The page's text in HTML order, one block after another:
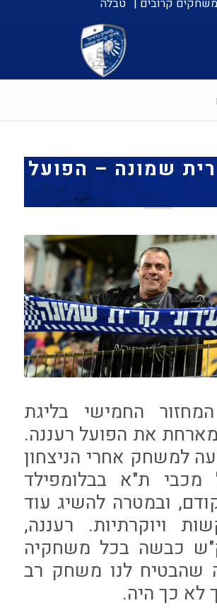
משחקים קרובים | טבלה
שמונה – הפועל
החמישי בליגת
את הפועל רעננה.
למשחק אחרי הניצחון
מכבי ת"א בבלומפילד
ובמטרה להשיג עוד
ויוקרתיות. רעננה,
כבשה בכל משחקיה
שהבטיח לנו משחק רב
לא כך היה.